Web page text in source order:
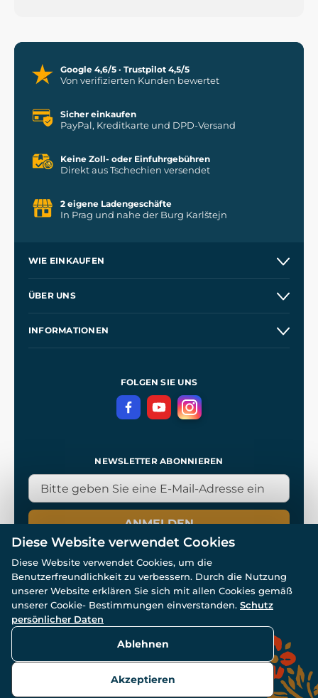
Google 4,6/5 · Trustpilot 4,5/5
Von verifizierten Kunden bewertet
Sicher einkaufen
PayPal, Kreditkarte und DPD-Versand
Keine Zoll- oder Einfuhrgebühren
Direkt aus Tschechien versendet
2 eigene Ladengeschäfte
In Prag und nahe der Burg Karlštejn
WIE EINKAUFEN
Kontakt
ÜBER UNS
INFORMATIONEN
DatenschutzerklärungFOLGEN SIE UNS
NEWSLETTER ABONNIEREN
ANMELDEN
© Alle Rechte vorbehalten. www.wulflund.de 2007-2026.
Powered by
Diese Website verwendet Cookies
Diese Website verwendet Cookies, um die
Benutzerfreundlichkeit zu verbessern. Durch die Nutzung
unserer Website erklären Sie sich mit allen Cookies gemäß
unserer Cookie- Bestimmungen einverstanden. Schutz
persönlicher Daten
Ablehnen
Akzeptieren